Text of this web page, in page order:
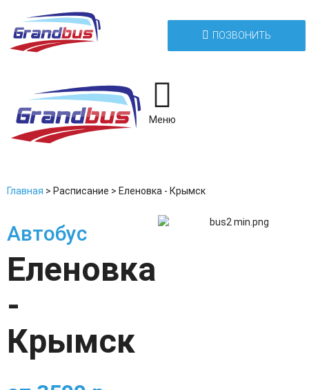
ПОЗВОНИТЬ
Меню
Главная > Расписание > Еленовка - Крымск
Автобус
Еленовка
-
Крымск